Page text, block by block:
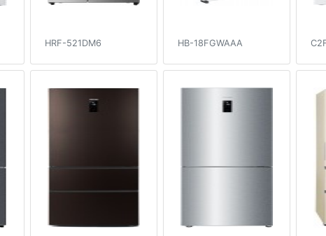
HRF-521DM6 HB-18FGWAAA